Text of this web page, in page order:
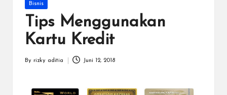
Posted
in
Bisnis
Tips Menggunakan
Kartu Kredit
Posted
By rizky aditia Juni 12, 2018